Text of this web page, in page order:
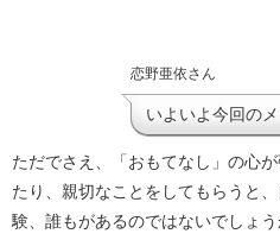
恋野亜依さん
いよいよ今回の
ただでさえ、「おもてなし」の心
たり、親切なことをしてもらうと
験、誰もがあるのではないでしょう